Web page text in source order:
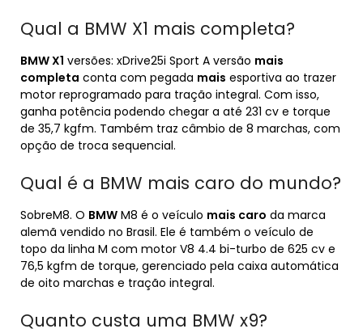
Qual a BMW X1 mais completa?
BMW X1 versões: xDrive25i Sport A versão mais
completa conta com pegada mais esportiva ao trazer
motor reprogramado para tração integral. Com isso,
ganha potência podendo chegar a até 231 cv e torque
de 35,7 kgfm. Também traz câmbio de 8 marchas, com
opção de troca sequencial.
Qual é a BMW mais caro do mundo?
SobreM8. O BMW M8 é o veículo mais caro da marca
alemã vendido no Brasil. Ele é também o veículo de
topo da linha M com motor V8 4.4 bi-turbo de 625 cv e
76,5 kgfm de torque, gerenciado pela caixa automática
de oito marchas e tração integral.
Quanto custa uma BMW x9?